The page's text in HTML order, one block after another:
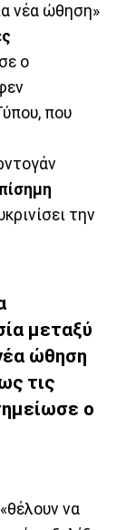
νέα ώθηση»
ο
που
την
μεταξύ
ώθηση
τις
ο
να